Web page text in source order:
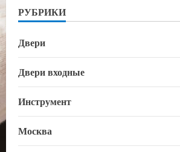
РУБРИКИ
Двери
Двери входные
Инструмент
Москва